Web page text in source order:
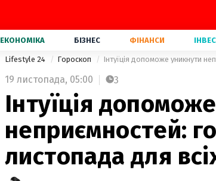
ЕКОНОМІКА БІЗНЕС ФІНАНСИ
Lifestyle 24 Гороскоп Інтуїція допоможе уникнути
19 листопада, 05:00 3
Інтуїція
неприємностей:
листопада для